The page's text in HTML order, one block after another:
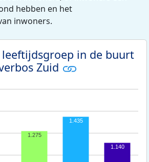
hebben en het
inwoners.
in de buurt
Zuid
1.275
1.435
1.140